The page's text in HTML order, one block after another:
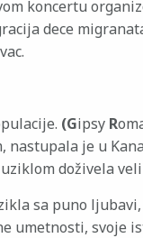
koncertu
dece
(GipsyR
nastupala je u
doživela
sa puno
umetnosti, svoje